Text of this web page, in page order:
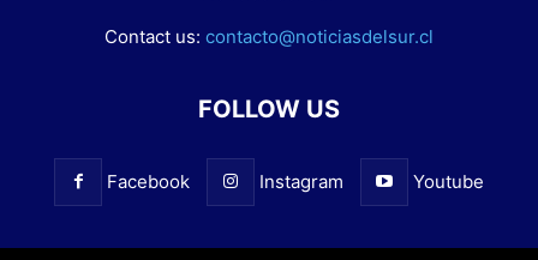
Contact us: contacto@noticiasdelsur.cl
FOLLOW US
Facebook Instagram Youtube